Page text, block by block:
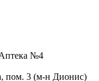
№4
пом. 3 (м-н Дионис)